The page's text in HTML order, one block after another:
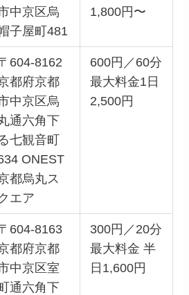
中京区烏
子屋町481
1,800円〜
604-8162
都府京都
中京区烏
通六角下
七観音町
ONEST
都烏丸ス
エア
600円／60分
最大料金1日
2,500円
604-8163
都府京都
中京区室
通六角下
300円／20分
最大料金 半
日1,600円